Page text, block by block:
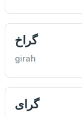
گراخ
girah
گرای